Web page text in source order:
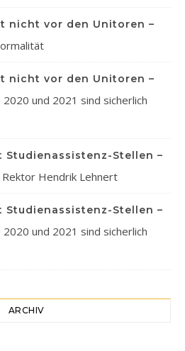
nicht vor den Unitoren –
nicht vor den Unitoren –
2020 und 2021 sind sicherlich
Studienassistenz-Stellen –
Hendrik Lehnert
Studienassistenz-Stellen –
2020 und 2021 sind sicherlich
ARCHIV